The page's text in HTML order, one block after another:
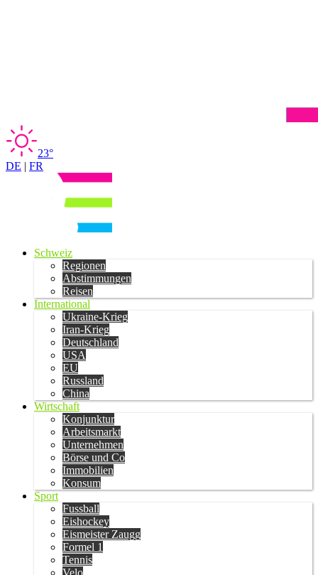
23°
DE | FR
Schweiz
Regionen
Abstimmungen
Reisen
International
Ukraine-Krieg
Iran-Krieg
Deutschland
USA
EU
Russland
China
Wirtschaft
Konjunktur
Arbeitsmarkt
Unternehmen
Börse und Co
Immobilien
Konsum
Sport
Fussball
Eishockey
Eismeister Zaugg
Formel 1
Tennis
Velo